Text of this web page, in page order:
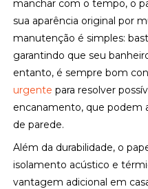
manchar com o tempo, o
sua aparência original por
manutenção é simples:
garantindo que seu
entanto, é sempre bom
urgente para resolver
encanamento, que podem
de parede.
Além da durabilidade, o
isolamento acústico e
vantagem adicional em